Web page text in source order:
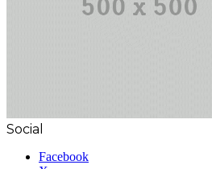
Social
Facebook